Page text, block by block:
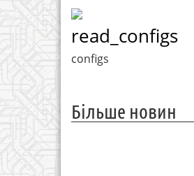
read_configs
configs
Більше новин